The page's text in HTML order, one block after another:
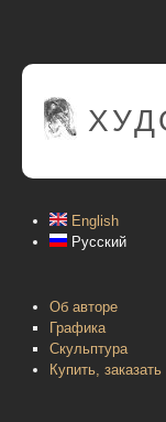
English
Русский
Об авторе
Графика
Скульптура
Купить, заказать